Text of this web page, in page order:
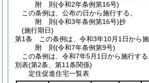
附 則(令和2年条例第16号)
この条例は、公布の日から施行する。
附 則(令和3年条例第16号)抄
(施行期日)
第1条
この条例は、令和3年10月1日から施
附 則(令和7年条例第9号)
この条例は、令和7年5月1日から施行する
別表(第2条、第11条関係)
定住促進住宅一覧表